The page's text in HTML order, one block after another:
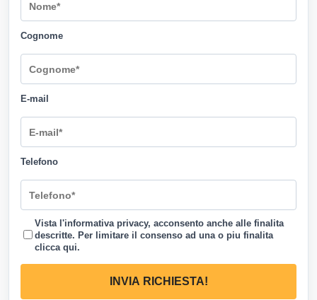
Cognome
E-mail
Telefono
Vista l'informativa privacy, acconsento anche alle finalita
descritte. Per limitare il consenso ad una o piu finalita
clicca qui.
INVIA RICHIESTA!